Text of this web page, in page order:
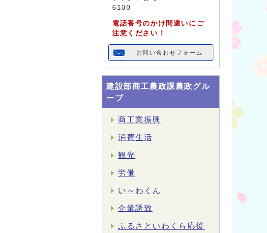
6100
電話番号のかけ間違いにご
注意ください！
お問い合わせフォーム
建設部商工農政課農政グル
ープ
商工業振興
消費生活
観光
労働
い～わくん
企業誘致
ふるさといわくら応援